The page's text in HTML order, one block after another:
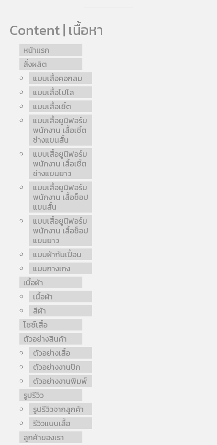
Content | เนื้อหา
หน้าแรก
สั่งผลิต
แบบเสื้อคอกลม
แบบเสื้อโปโล
แบบเสื้อเชิ้ต
แบบเสื้อยูนิฟอร์ม
พนักงาน เสื้อเชิ้ต
ช่างแขนสั้น
แบบเสื้อยูนิฟอร์ม
พนักงาน เสื้อเชิ้ต
ช่างแขนยาว
แบบเสื้อยูนิฟอร์ม
พนักงาน เสื้อช็อป
แขนสั้น
แบบเสื้อยูนิฟอร์ม
พนักงาน เสื้อช็อป
แขนยาว
แบบผ้ากันเปื้อน
แบบกางเกง
เนื้อผ้า
เนื้อผ้า
สีผ้า
ไซซ์เสื้อ
ตัวอย่างสินค้า
ตัวอย่างเสื้อ
ตัวอย่างงานปัก
ตัวอย่างงานพิมพ์
รูปรีวิว
รูปรีวิวจากลูกค้า
รีวิวแบบเสื้อ
ลูกค้าของเรา